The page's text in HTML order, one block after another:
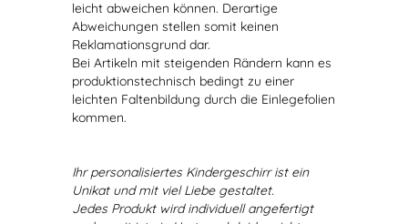
leicht abweichen können. Derartige
Abweichungen stellen somit keinen
Reklamationsgrund dar.
Bei Artikeln mit steigenden Rändern kann es
produktionstechnisch bedingt zu einer
leichten Faltenbildung durch die Einlegefolien
kommen.
Ihr personalisiertes Kindergeschirr ist ein
Unikat und mit viel Liebe gestaltet.
Jedes Produkt wird individuell angefertigt